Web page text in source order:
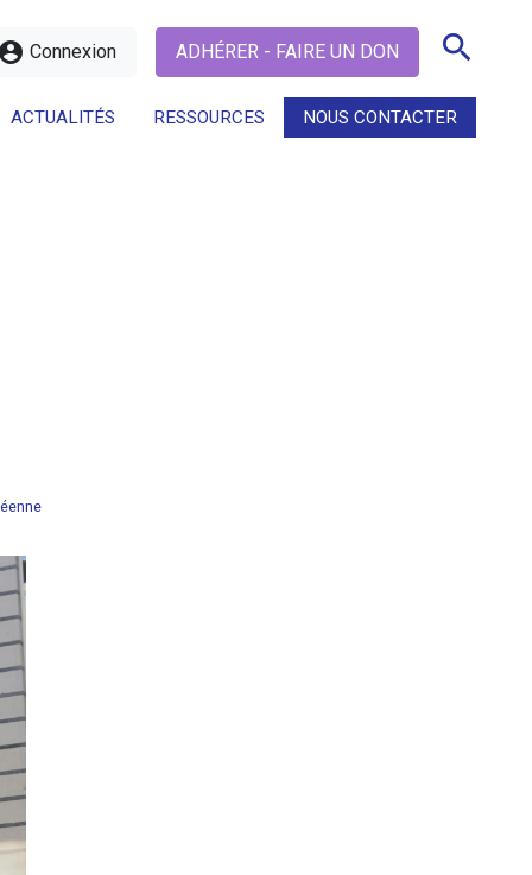
account_circle Connexion ADHÉRER - FAIRE UN DON search
ACTUALITÉS RESSOURCES NOUS CONTACTER